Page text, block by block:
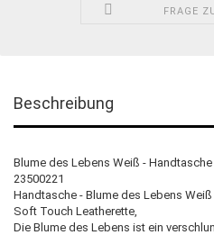
FRAGE
Beschreibung
Blume des Lebens Weiß - Handtasche
23500221
Handtasche - Blume des Lebens Weiß
Soft Touch Leatherette,
Die Blume des Lebens ist ein